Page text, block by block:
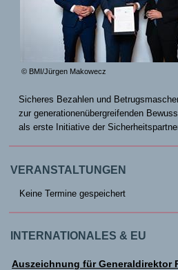
© BMI/Jürgen Makowecz
Sicheres Bezahlen und
zur generationenübergreifenden
als erste Initiative der
VERANSTALTUNGEN
Keine Termine gespeichert
INTERNATIONALES & EU
Auszeichnung für Generaldirektor